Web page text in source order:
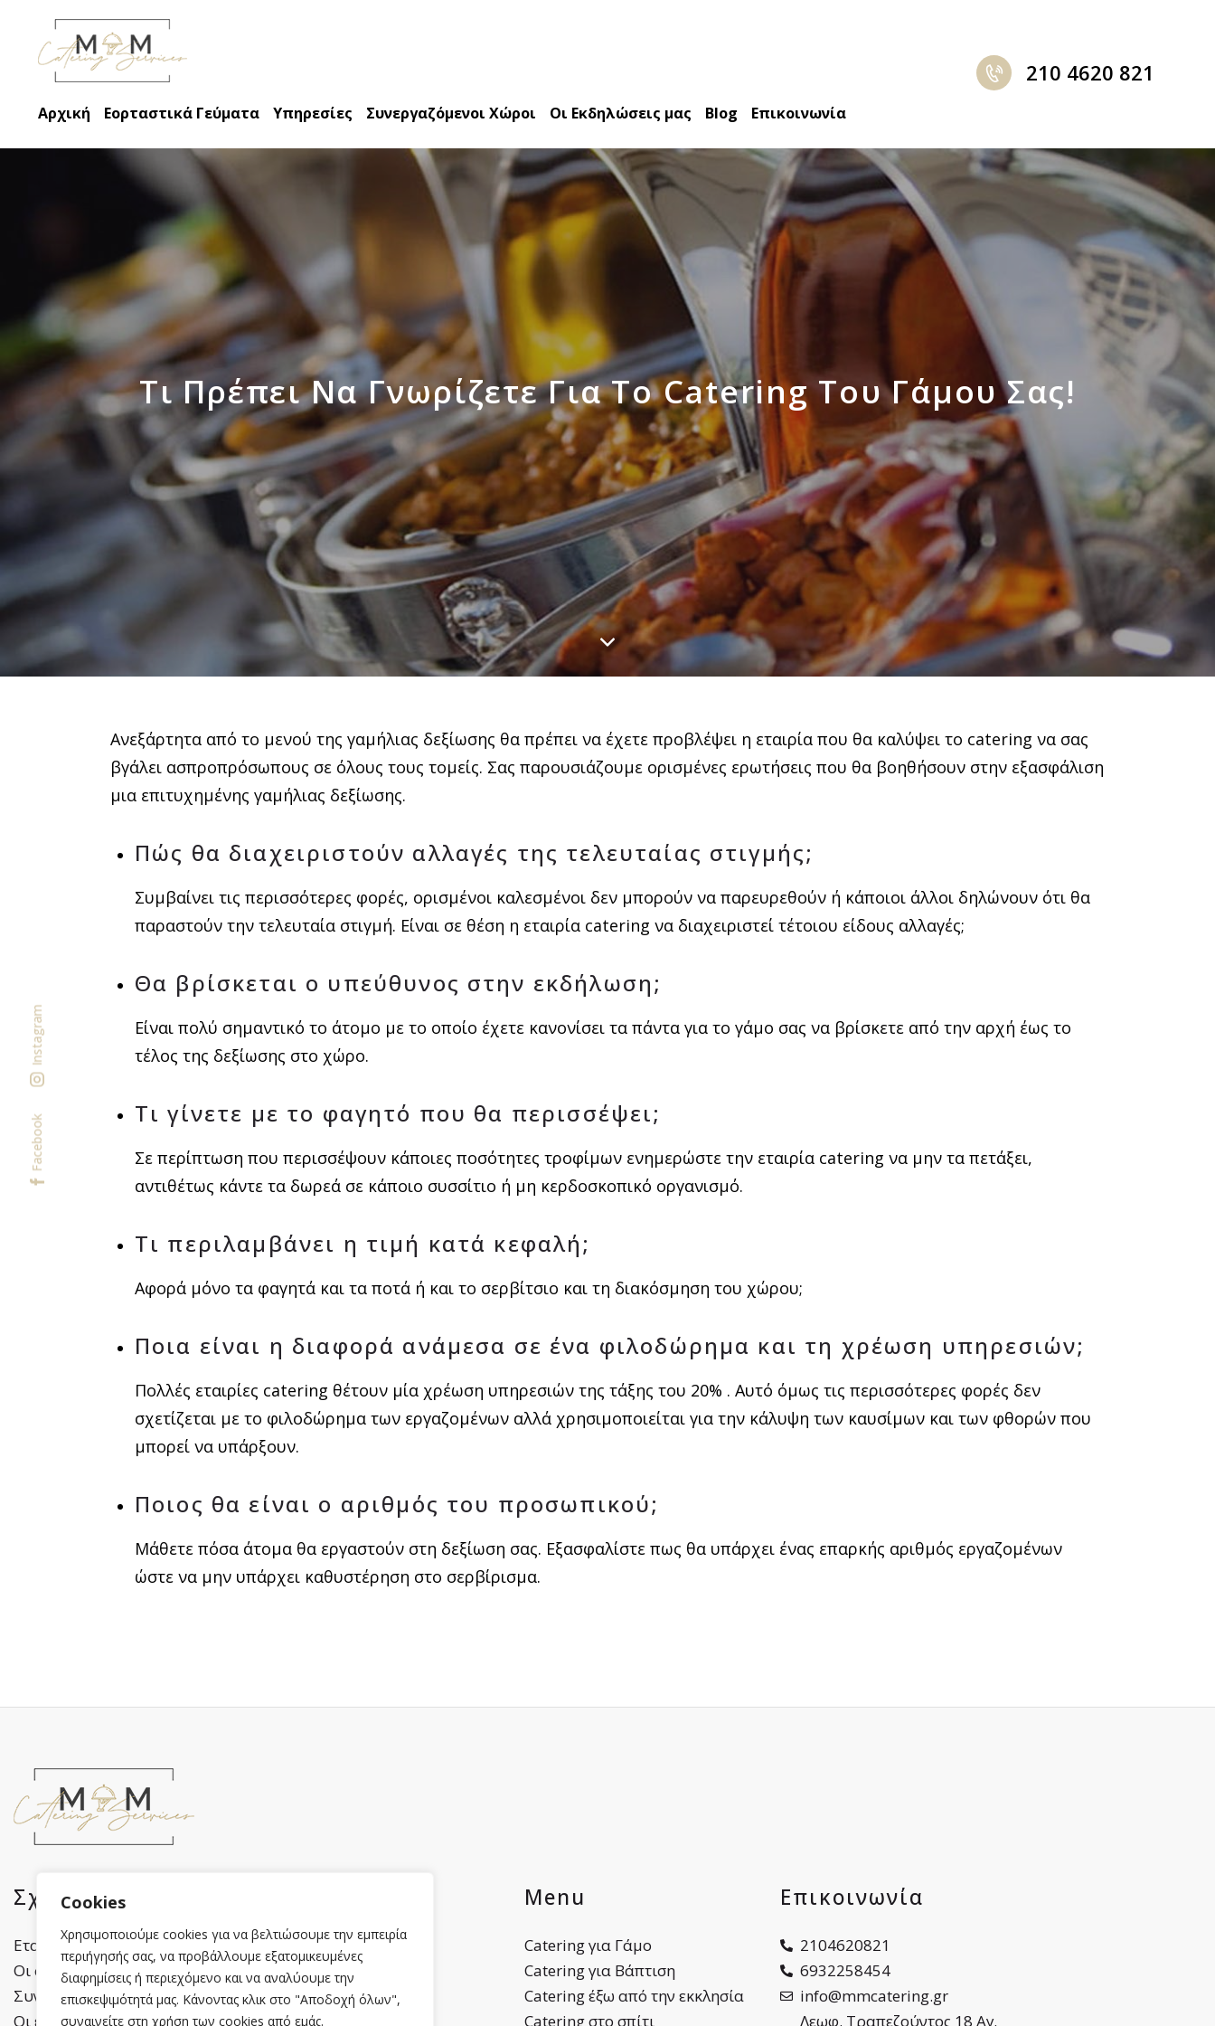
Cookies
Χρησιμοποιούμε cookies για να βελτιώσουμε την εμπειρία
περιήγησής σας, να προβάλλουμε εξατομικευμένες
διαφημίσεις ή περιεχόμενο και να αναλύουμε την
επισκεψιμότητά μας. Κάνοντας κλικ στο "Αποδοχή όλων",
συναινείτε στη χρήση των cookies από εμάς.
Αρχική Εορταστικά Γεύματα Υπηρεσίες Συνεργαζόμενοι Χώροι Οι Εκδηλώσεις μας Blog Επικοινωνία
210 4620 821
Τι Πρέπει Να Γνωρίζετε Για Το Catering Του Γάμου Σας!
Ανεξάρτητα από το μενού της γαμήλιας δεξίωσης θα πρέπει να έχετε προβλέψει η εταιρία που θα καλύψει το catering να σας
βγάλει ασπροπρόσωπους σε όλους τους τομείς. Σας παρουσιάζουμε ορισμένες ερωτήσεις που θα βοηθήσουν στην εξασφάλιση
μια επιτυχημένης γαμήλιας δεξίωσης.
Πώς θα διαχειριστούν αλλαγές της τελευταίας στιγμής;
Συμβαίνει τις περισσότερες φορές, ορισμένοι καλεσμένοι δεν μπορούν να παρευρεθούν ή κάποιοι άλλοι δηλώνουν ότι θα
παραστούν την τελευταία στιγμή. Είναι σε θέση η εταιρία catering να διαχειριστεί τέτοιου είδους αλλαγές;
Θα βρίσκεται ο υπεύθυνος στην εκδήλωση;
Είναι πολύ σημαντικό το άτομο με το οποίο έχετε κανονίσει τα πάντα για το γάμο σας να βρίσκετε από την αρχή έως το
τέλος της δεξίωσης στο χώρο.
Τι γίνετε με το φαγητό που θα περισσέψει;
Σε περίπτωση που περισσέψουν κάποιες ποσότητες τροφίμων ενημερώστε την εταιρία catering να μην τα πετάξει,
αντιθέτως κάντε τα δωρεά σε κάποιο συσσίτιο ή μη κερδοσκοπικό οργανισμό.
Τι περιλαμβάνει η τιμή κατά κεφαλή;
Αφορά μόνο τα φαγητά και τα ποτά ή και το σερβίτσιο και τη διακόσμηση του χώρου;
Ποια είναι η διαφορά ανάμεσα σε ένα φιλοδώρημα και τη χρέωση υπηρεσιών;
Πολλές εταιρίες catering θέτουν μία χρέωση υπηρεσιών της τάξης του 20% . Αυτό όμως τις περισσότερες φορές δεν
σχετίζεται με το φιλοδώρημα των εργαζομένων αλλά χρησιμοποιείται για την κάλυψη των καυσίμων και των φθορών που
μπορεί να υπάρξουν.
Ποιος θα είναι ο αριθμός του προσωπικού;
Μάθετε πόσα άτομα θα εργαστούν στη δεξίωση σας. Εξασφαλίστε πως θα υπάρχει ένας επαρκής αριθμός εργαζομένων
ώστε να μην υπάρχει καθυστέρηση στο σερβίρισμα.
Σχετικά με εμάς
Εταιρικό προφίλ
Οι συνεργάτες μας
Συνεργαζόμενοι χώροι
Οι εκδηλώσεις μας
Πολιτική Απορρήτου
Cookies
Όροι Χρήσης
Επικοινωνία
Menu
Catering για Γάμο
Catering για Βάπτιση
Catering έξω από την εκκλησία
Catering στο σπίτι
Επικοινωνία
2104620821
6932258454
info@mmcatering.gr
Λεωφ. Τραπεζούντος 18 Αγ.
Facebook
Instagram